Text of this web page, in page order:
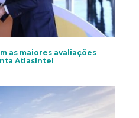
as maiores avaliações
AtlasIntel